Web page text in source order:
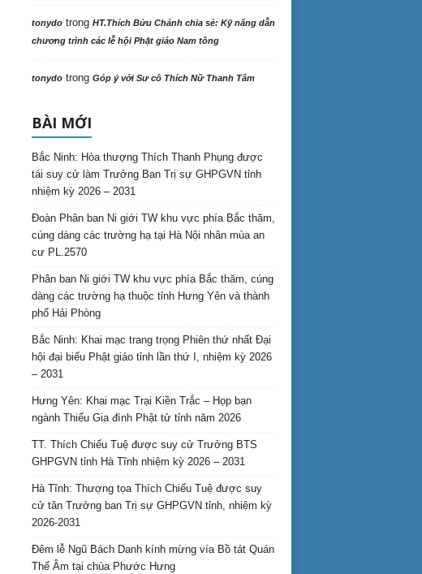
tonydotrong HT.Thích Bửu Chánh chia sẻ: Kỹ năng dẫn
chương trình các lễ hội Phật giáo Nam tông
tonydotrong Góp ý với Sư cô Thích Nữ Thanh Tâm
BÀI MỚI
Bắc Ninh: Hòa thượng Thích Thanh Phụng được
tái suy cử làm Trưởng Ban Trị sự GHPGVN tỉnh
nhiệm kỳ 2026 – 2031
Đoàn Phân ban Ni giới TW khu vực phía Bắc thăm,
cúng dàng các trường hạ tại Hà Nội nhân mùa an
cư PL.2570
Phân ban Ni giới TW khu vực phía Bắc thăm, cúng
dàng các trường hạ thuộc tỉnh Hưng Yên và thành
phố Hải Phòng
Bắc Ninh: Khai mạc trang trọng Phiên thứ nhất Đại
hội đại biểu Phật giáo tỉnh lần thứ I, nhiệm kỳ 2026
– 2031
Hưng Yên: Khai mạc Trại Kiền Trắc – Họp bạn
ngành Thiếu Gia đình Phật tử tỉnh năm 2026
TT. Thích Chiếu Tuệ được suy cử Trưởng BTS
GHPGVN tỉnh Hà Tĩnh nhiệm kỳ 2026 – 2031
Hà Tĩnh: Thượng tọa Thích Chiếu Tuệ được suy
cử tân Trưởng ban Trị sự GHPGVN tỉnh, nhiệm kỳ
2026-2031
Đêm lễ Ngũ Bách Danh kính mừng vía Bồ tát Quán
Thế Âm tại chùa Phước Hưng